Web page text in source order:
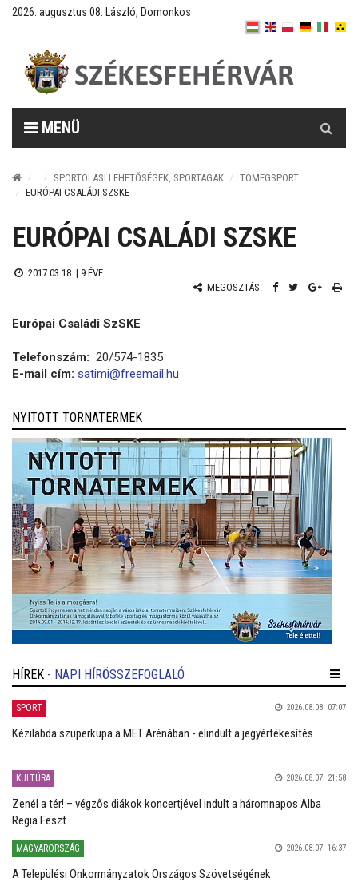
2026. augusztus 08. László, Domonkos
MENÜ
SPORTOLÁSI LEHETŐSÉGEK, SPORTÁGAK
TÖMEGSPORT
EURÓPAI CSALÁDI SZSKE
EURÓPAI CSALÁDI SZSKE
2017.03.18. | 9 ÉVE
MEGOSZTÁS:
Európai Családi SzSKE
Telefonszám: 20/574-1835
E-mail cím: satimi@freemail.hu
NYITOTT TORNATERMEK
HÍREK - NAPI HÍRÖSSZEFOGLALÓ
SPORT 2026.08.08. 07:07
Kézilabda szuperkupa a MET Arénában - elindult a jegyértékesítés
KULTÚRA 2026.08.07. 21:58
Zenél a tér! – végzős diákok koncertjével indult a háromnapos Alba
Regia Feszt
MAGYARORSZÁG 2026.08.07. 16:37
A Települési Önkormányzatok Országos Szövetségének